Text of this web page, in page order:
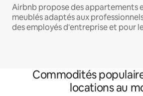
Airbnb propose des appartements
meublés adaptés aux
des employés d'entreprise et pour
Commodités
locations au